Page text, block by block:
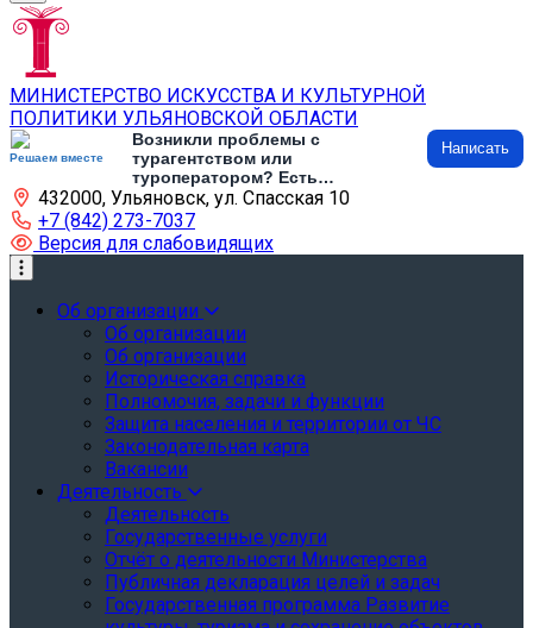
МИНИСТЕРСТВО ИСКУССТВА И КУЛЬТУРНОЙ
ПОЛИТИКИ УЛЬЯНОВСКОЙ ОБЛАСТИ
Решаем вместе
Возникли проблемы с
турагентством или
туроператором? Есть
предложения по развитию
туризма и туристической
инфраструктуры? Напишите об
этом
Написать
432000, Ульяновск, ул. Спасская 10
+7 (842) 273-7037
Версия для слабовидящих
Об организации
Об организации
Об организации
Историческая справка
Полномочия, задачи и функции
Защита населения и территории от ЧС
Законодательная карта
Вакансии
Деятельность
Деятельность
Государственные услуги
Отчёт о деятельности Министерства
Публичная декларация целей и задач
Государственная программа Развитие